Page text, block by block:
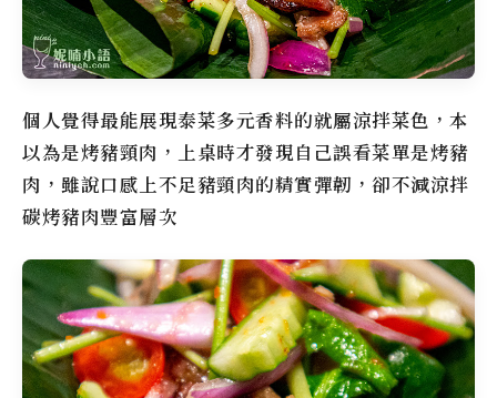
個人覺得最能展現泰菜多元香料的就屬涼拌菜色，本
以為是烤豬頸肉，上桌時才發現自己誤看菜單是烤豬
肉，雖說口感上不足豬頸肉的精實彈韌，卻不減涼拌
碳烤豬肉豐富層次